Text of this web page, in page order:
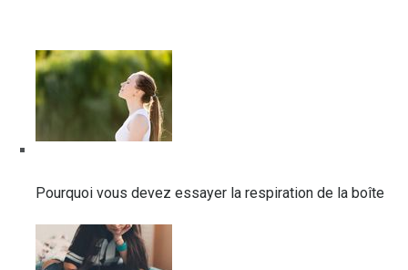
Pourquoi vous devez essayer la respiration de la boîte